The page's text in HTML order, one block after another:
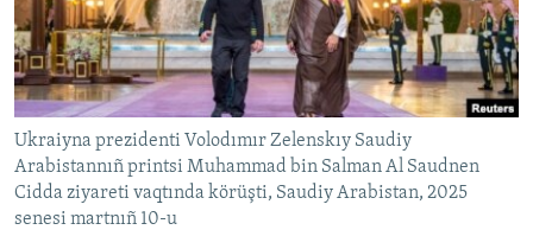
Русский
Українською
QOŞULIÑIZ!
Ukraiyna prezidenti Volodımır Zelenskıy Saudiy
Arabistannıñ printsi Muhammad bin Salman Al Saudnen
Cidda ziyareti vaqtında körüşti, Saudiy Arabistan, 2025
senesi martnıñ 10-u